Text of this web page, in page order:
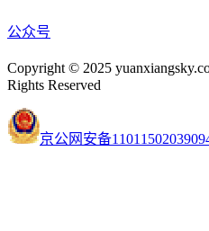
公众号
Copyright © 2025
Rights Reserved
京公网安备